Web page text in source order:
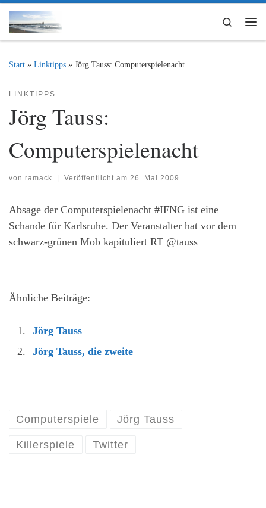
Zum Inhalt springen
Search
Start » Linktipps » Jörg Tauss: Computerspielenacht
LINKTIPPS
Jörg Tauss:
Computerspielenacht
von ramack | Veröffentlicht am 26. Mai 2009
Absage der Computerspielenacht #IFNG ist eine
Schande für Karlsruhe. Der Veranstalter hat vor dem
schwarz-grünen Mob kapituliert RT @tauss
Ähnliche Beiträge:
Jörg Tauss
Jörg Tauss, die zweite
Computerspiele Jörg Tauss
Killerspiele Twitter